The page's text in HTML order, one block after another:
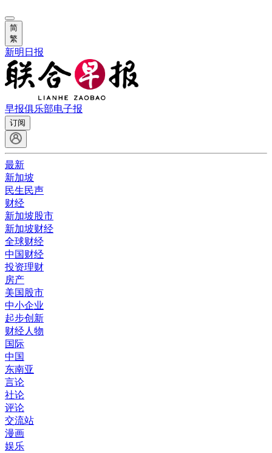
简
繁
新明日报
早报俱乐部电子报
订阅
最新
新加坡
民生民声
财经
新加坡股市
新加坡财经
全球财经
中国财经
投资理财
房产
美国股市
中小企业
起步创新
财经人物
国际
中国
东南亚
言论
社论
评论
交流站
漫画
娱乐